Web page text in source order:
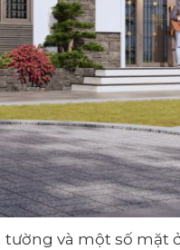
và một số mặt